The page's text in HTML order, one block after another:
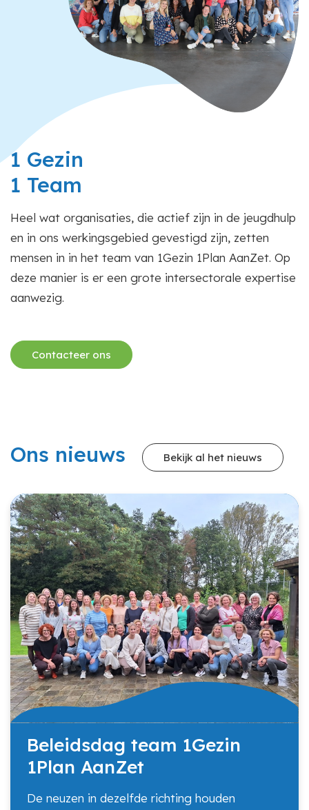
1 Gezin
1 Team
Heel wat organisaties, die actief zijn in de jeugdhulp
en in ons werkingsgebied gevestigd zijn, zetten
mensen in in het team van 1Gezin 1Plan AanZet. Op
deze manier is er een grote intersectorale expertise
aanwezig.
Contacteer ons
Ons nieuws Bekijk al het nieuws
Beleidsdag team 1Gezin
1Plan AanZet
De neuzen in dezelfde richting houden